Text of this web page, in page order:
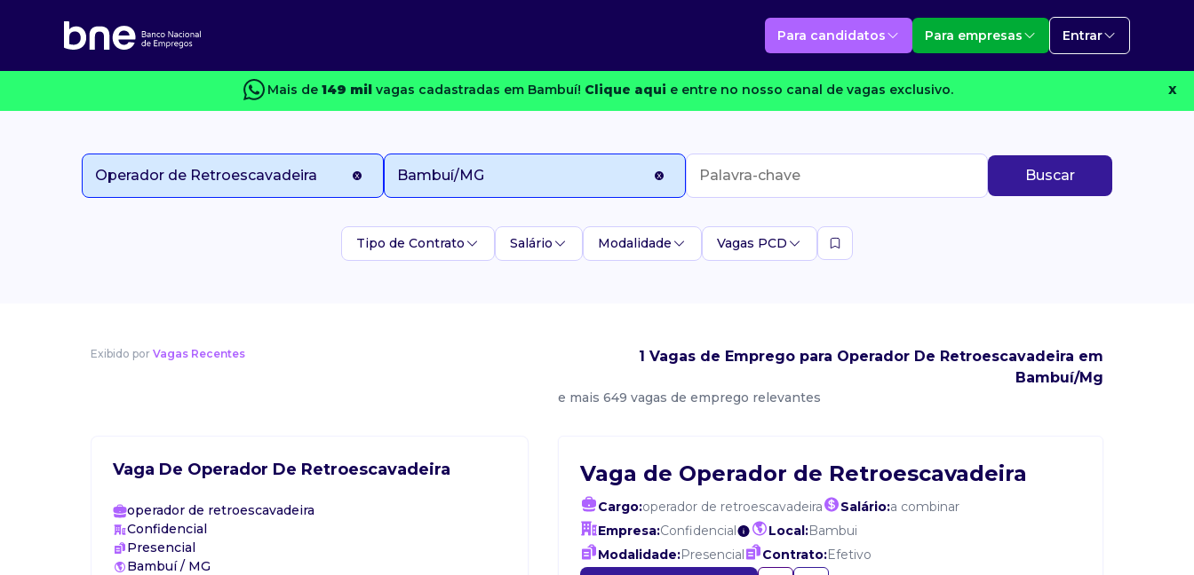
Para candidatos Para empresas Entrar
Mais de 149 mil vagas cadastradas em Bambuí! Clique aqui e entre no nosso canal de vagas exclusivo. X
Buscar
Tipo de Contrato Salário Modalidade Vagas PCD
Exibido por Vagas Recentes
1 Vagas de Emprego para Operador De Retroescavadeira em
Bambuí/Mg
e mais 649 vagas de emprego relevantes
Vaga De Operador De Retroescavadeira
operador de retroescavadeira
Confidencial
Presencial
Bambuí / MG
Vaga de Operador de Retroescavadeira
Cargo:operador de retroescavadeira Salário:a combinar
Empresa:Confidencial Local:Bambui
Modalidade:Presencial Contrato:Efetivo